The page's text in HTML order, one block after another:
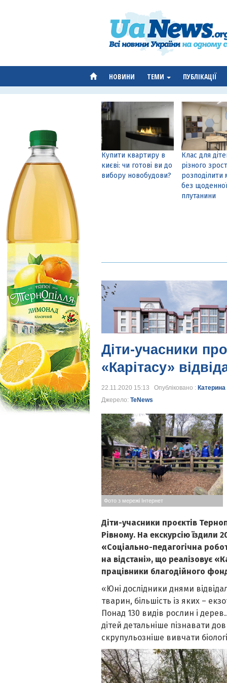
НОВИНИ ТЕМИ ПУБЛІКАЦІЇ
Купити квартиру в
києві: чи готові ви до
вибору новобудови?
Клас для
різного
розподілити
без
плутанини
Діти-учасники
«Карітасу»
22.11.2020 15:13 Опубліковано :
Джерело: TeNews
Фото з мережі Інтернет
Діти-учасники проєктів
Рівному. На екскурсію їздили
«Соціально-педагогічна
на відстані», що реалізовує
працівники благодійного
«Юні дослідники днями
тварин, більшість із яких –
Понад 130 видів рослин і
дітей детальніше пізнавати
скрупульозніше вивчати